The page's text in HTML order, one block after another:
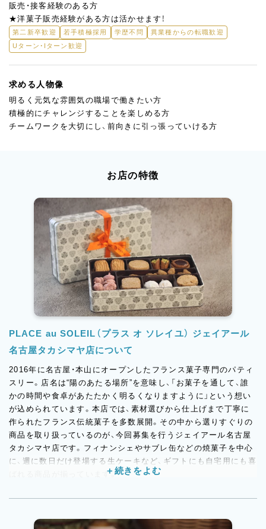
販売・接客経験のある方
★洋菓子販売経験がある方は活かせます！
第二新卒歓迎 若手積極採用 学歴不問
異業種からの転職歓迎
Uターン・Iターン歓迎
求める人物像
明るく元気な雰囲気の職場で働きたい方
積極的にチャレンジすることを楽しめる方
チームワークを大切にし、前向きに引っ張っていける方
お店の特徴
PLACE au SOLEIL（プラス オ ソレイユ） ジェイアール
名古屋タカシマヤ店について
2016年に名古屋・本山にオープンしたフランス菓子専門のパティ
スリー。店名は“陽のあたる場所”を意味し、「お菓子を通して、誰
かの時間や食卓があたたかく明るくなりますように」という想い
が込められています。本店では、素材選びから仕上げまで丁寧に
作られたフランス伝統菓子を多数展開。その中から選りすぐりの
商品を取り扱っているのが、今回募集を行うジェイアール名古屋
タカシマヤ店です。フィナンシェやサブレ缶などの焼菓子を中心
に、週に数日だけ登場する生ケーキなど、ギフトにも自宅用にも喜
ばれる商品が揃っています。
との丁寧なやりとりを大切にしており、落ち着いた雰囲気の中で